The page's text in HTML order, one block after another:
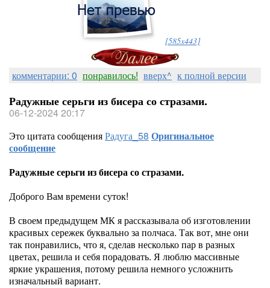
[585x443]
комментарии: 0 понравилось! вверх^ к полной версии
Радужные серьги из бисера со стразами.
06-12-2024 20:17
Это цитата сообщенияРадуга_58 Оригинальное
сообщение
Радужные серьги из бисера со стразами.
Доброго Вам времени суток!
В своем предыдущем МК я рассказывала об изготовлении
красивых сережек буквально за полчаса. Так вот, мне они
так понравились, что я, сделав несколько пар в разных
цветах, решила и себя порадовать. Я люблю массивные
яркие украшения, потому решила немного усложнить
изначальный вариант.